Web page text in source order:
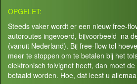
OPGELET:
Steeds vaker wordt er een nieuw free-
autoroutes ingevoerd, bijvoorbeeld na
(vanuit Nederland). Bij free-flow tol
meer te stoppen om te betalen bij het
elektronisch tolvignet heeft, dan moet
betaald worden. Hoe, dat leest u allemaal